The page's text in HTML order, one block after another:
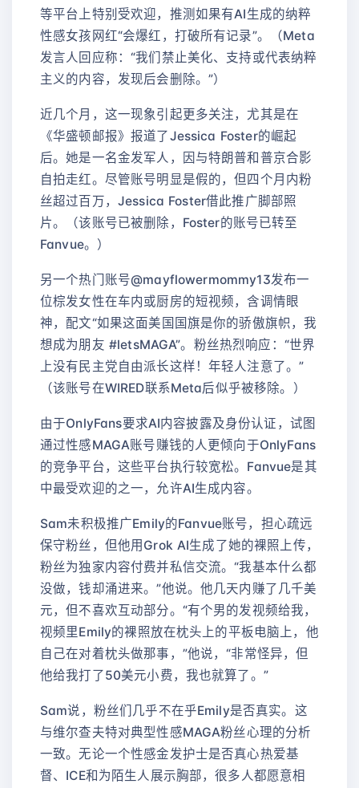
等平台上特别受欢迎，推测如果有AI生成的纳粹
性感女孩网红“会爆红，打破所有记录”。（Meta
发言人回应称：“我们禁止美化、支持或代表纳粹
主义的内容，发现后会删除。”）
近几个月，这一现象引起更多关注，尤其是在
《华盛顿邮报》报道了Jessica Foster的崛起
后。她是一名金发军人，因与特朗普和普京合影
自拍走红。尽管账号明显是假的，但四个月内粉
丝超过百万，Jessica Foster借此推广脚部照
片。（该账号已被删除，Foster的账号已转至
Fanvue。）
另一个热门账号@mayflowermommy13发布一
位棕发女性在车内或厨房的短视频，含调情眼
神，配文“如果这面美国国旗是你的骄傲旗帜，我
想成为朋友 #letsMAGA”。粉丝热烈响应：“世界
上没有民主党自由派长这样！年轻人注意了。”
（该账号在WIRED联系Meta后似乎被移除。）
由于OnlyFans要求AI内容披露及身份认证，试图
通过性感MAGA账号赚钱的人更倾向于OnlyFans
的竞争平台，这些平台执行较宽松。Fanvue是其
中最受欢迎的之一，允许AI生成内容。
Sam未积极推广Emily的Fanvue账号，担心疏远
保守粉丝，但他用Grok AI生成了她的裸照上传，
粉丝为独家内容付费并私信交流。“我基本什么都
没做，钱却涌进来。”他说。他几天内赚了几千美
元，但不喜欢互动部分。“有个男的发视频给我，
视频里Emily的裸照放在枕头上的平板电脑上，他
自己在对着枕头做那事，”他说，“非常怪异，但
他给我打了50美元小费，我也就算了。”
Sam说，粉丝们几乎不在乎Emily是否真实。这
与维尔查夫特对典型性感MAGA粉丝心理的分析
一致。无论一个性感金发护士是否真心热爱基
督、ICE和为陌生人展示胸部，很多人都愿意相